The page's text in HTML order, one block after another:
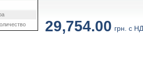
29,754.00 грн. с